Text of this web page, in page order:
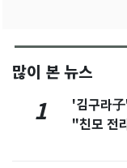
많이 본 뉴스
1
'김구라
"친모 전